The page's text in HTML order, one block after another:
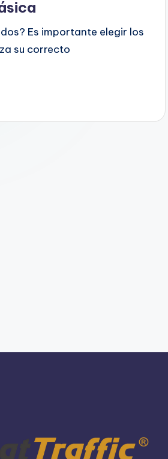
Es importante elegir los
su correcto